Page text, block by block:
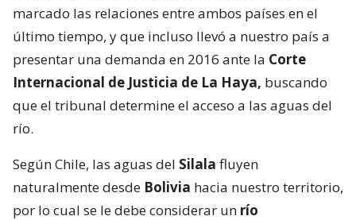
marcado las relaciones entre ambos países en el
último tiempo, y que incluso llevó a nuestro país a
presentar una demanda en 2016 ante la Corte
Internacional de Justicia de La Haya, buscando
que el tribunal determine el acceso a las aguas del
río.
Según Chile, las aguas del Silala fluyen
naturalmente desde Bolivia hacia nuestro territorio,
por lo cual se le debe considerar un río